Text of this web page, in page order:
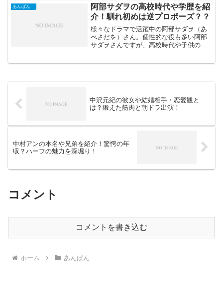
た、津田健次郎さんが鬼滅の刃の声優を
している噂があり...
あんぱん
阿部サダヲの高校時代や学歴を紹
介！馴れ初めは逆プロポーズ？？
様々なドラマで活躍中の阿部サダヲ（あ
べさだを）さん。個性的な役も多い阿部
サダヲさんですが、高校時代や子供の頃
中沢元紀の彼女や結婚相手・恋愛観と
は？鍛えた筋肉と朝ドラ出演！
中村アンの本名や兄弟を紹介！驚愕の年
収？ハーフの魅力を深堀り！
コメント
コメントを書き込む
ホーム あんぱん